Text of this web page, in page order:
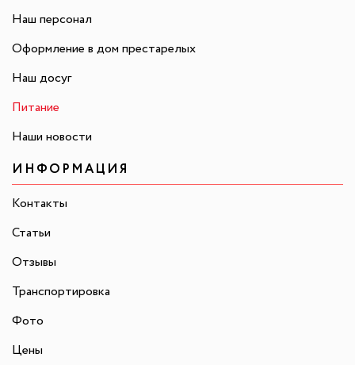
Наш персонал
Оформление в дом престарелых
Наш досуг
Питание
Наши новости
ИНФОРМАЦИЯ
Контакты
Статьи
Отзывы
Транспортировка
Фото
Цены